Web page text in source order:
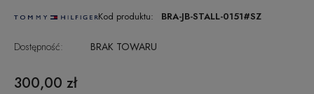
Kod produktu: BRA-JB-STALL-0151#SZ
Dostępność: BRAK TOWARU
300,00 zł